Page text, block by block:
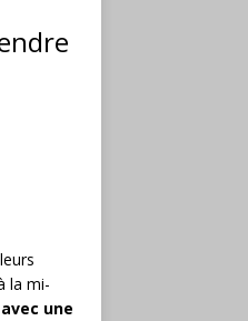
la mi-
avec une